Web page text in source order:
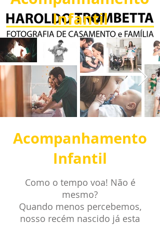
Infantil
Acompanhamento
Infantil
Como o tempo voa! Não é
mesmo?
Quando menos percebemos,
nosso recém nascido já esta